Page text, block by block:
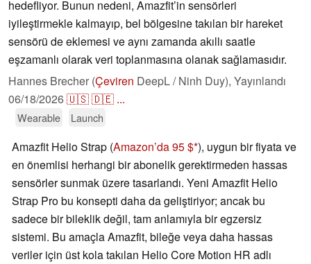
hedefliyor. Bunun nedeni, Amazfit’in sensörleri
iyileştirmekle kalmayıp, bel bölgesine takılan bir hareket
sensörü de eklemesi ve aynı zamanda akıllı saatle
eşzamanlı olarak veri toplanmasına olanak sağlamasıdır.
Hannes Brecher (Çeviren DeepL / Ninh Duy), Yayınlandı
06/18/2026🇺🇸🇩🇪 ...
Wearable Launch
Amazfit Helio Strap (Amazon’da 95 $ ), uygun bir fiyata ve
en önemlisi herhangi bir abonelik gerektirmeden hassas
sensörler sunmak üzere tasarlandı. Yeni Amazfit Helio
Strap Pro bu konsepti daha da geliştiriyor; ancak bu
sadece bir bileklik değil, tam anlamıyla bir egzersiz
sistemi. Bu amaçla Amazfit, bileğe veya daha hassas
veriler için üst kola takılan Helio Core Motion HR adlı